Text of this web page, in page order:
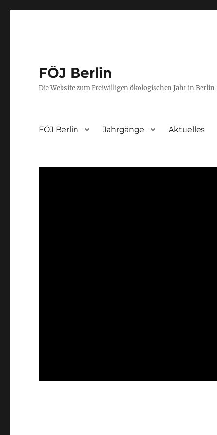
FÖJ Berlin
Die Website zum Freiwilligen ökologischen Jahr in Berlin
FÖJ Berlin Jahrgänge Aktuelles